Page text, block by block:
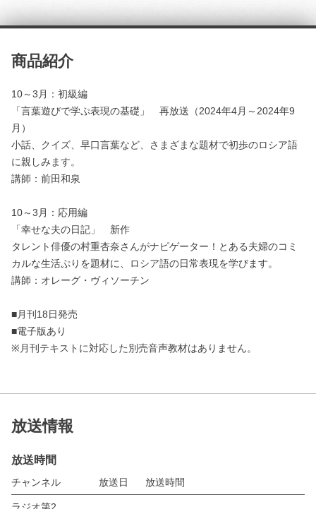
商品紹介
10～3月：初級編
「言葉遊びで学ぷ表現の基礎」 再放送（2024年4月～2024年9
月）
小話、クイズ、早口言葉など、さまざまな題材で初歩のロシア語
に親しみます。
講師：前田和泉
10～3月：応用編
「幸せな夫の日記」 新作
タレント俳優の村重杏奈さんがナピゲーター！とある夫婦のコミ
カルな生活ぷりを題材に、ロシア語の日常表現を学びます。
講師：オレーグ・ヴィソーチン
■月刊18日発売
■電子版あり
※月刊テキストに対応した別売音声教材はありません。
放送情報
放送時間
チャンネル 放送日 放送時間
ラジオ第2